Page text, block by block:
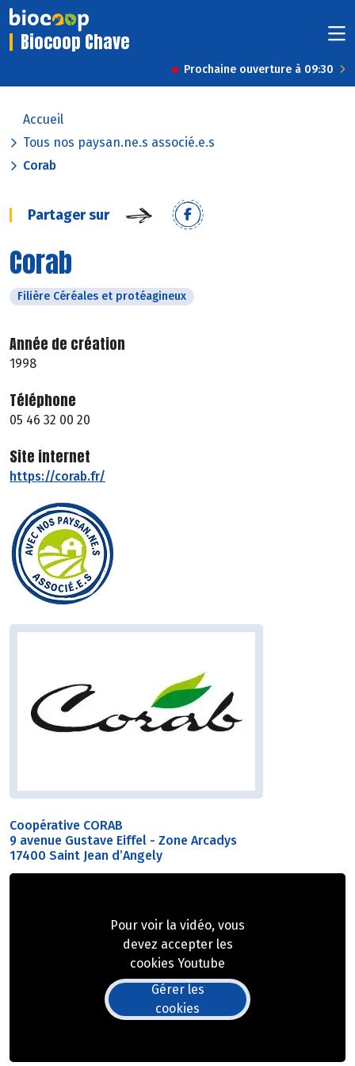
Biocoop Chave
Prochaine ouverture à 09:30
Accueil
Tous nos paysan.ne.s associé.e.s
Corab
Partager sur
Corab
Filière Céréales et protéagineux
Année de création
1998
Téléphone
05 46 32 00 20
Site internet
https://corab.fr/
Coopérative CORAB
9 avenue Gustave Eiffel - Zone Arcadys
17400 Saint Jean d’Angely
Pour voir la vidéo, vous
devez accepter les
cookies Youtube
Gérer les
cookies